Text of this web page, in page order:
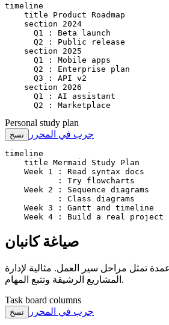
timeline
    title Product Roadmap
    section 2024
      Q1 : Beta launch
      Q2 : Public release
    section 2025
      Q1 : Mobile apps
      Q2 : Enterprise plan
      Q3 : API v2
    section 2026
      Q1 : AI assistant
      Q2 : Marketplace
Personal study plan
نسخ جرب في المحرر
timeline
    title Mermaid Study Plan
    Week 1 : Read syntax docs
           : Try flowcharts
    Week 2 : Sequence diagrams
           : Class diagrams
    Week 3 : Gantt and timeline
    Week 4 : Build a real project
صياغة كانبان
تمثل مراحل سير العمل. مثالية لإدارة
المشاريع الرشيقة وتتبع المهام.
Task board columns
نسخ جرب في المحرر